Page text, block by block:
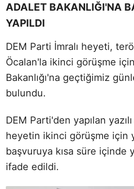
ADALET BAKANLIĞI'NA
YAPILDI
DEM Parti İmralı heyeti,
Öcalan'la ikinci görüşme
Bakanlığı'na geçtiğimiz
bulundu.
DEM Parti'den yapılan
heyetin ikinci görüşme için
başvuruya kısa süre içinde
ifade edildi.